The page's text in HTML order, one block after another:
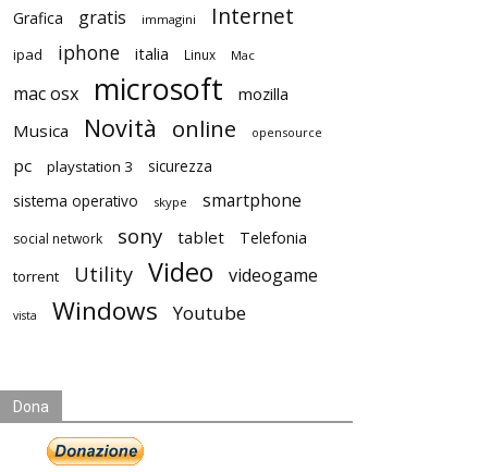
Grafica gratis immagini Internet
ipad iphone italia Linux Mac
mac osx microsoft
mozilla
Musica
Novità online opensource
pc playstation 3
sicurezza
sistema operativo
skype smartphone
social network sony tablet Telefonia
torrent Utility Video videogame
vista Windows Youtube
Dona